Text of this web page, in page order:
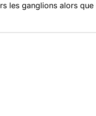
les ganglions alors que